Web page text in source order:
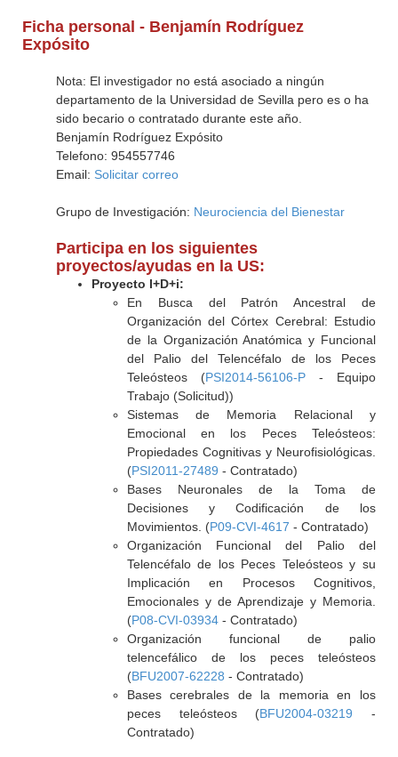
Ficha personal - Benjamín Rodríguez
Expósito
Nota: El investigador no está asociado a ningún
departamento de la Universidad de Sevilla pero es o ha
sido becario o contratado durante este año.
Benjamín Rodríguez Expósito
Telefono: 954557746
Email: Solicitar correo
Grupo de Investigación: Neurociencia del Bienestar
Participa en los siguientes
proyectos/ayudas en la US:
Proyecto I+D+i:
En Busca del Patrón Ancestral de
Organización del Córtex Cerebral: Estudio
de la Organización Anatómica y Funcional
del Palio del Telencéfalo de los Peces
Teleósteos (PSI2014-56106-P- Equipo
Trabajo (Solicitud))
Sistemas de Memoria Relacional y
Emocional en los Peces Teleósteos:
Propiedades Cognitivas y Neurofisiológicas.
(PSI2011-27489 - Contratado)
Bases Neuronales de la Toma de
Decisiones y Codificación de los
Movimientos. (P09-CVI-4617 - Contratado)
Organización Funcional del Palio del
Telencéfalo de los Peces Teleósteos y su
Implicación en Procesos Cognitivos,
Emocionales y de Aprendizaje y Memoria.
(P08-CVI-03934- Contratado)
Organización funcional de palio
telencefálico de los peces teleósteos
(BFU2007-62228 - Contratado)
Bases cerebrales de la memoria en los
peces teleósteos (BFU2004-03219 -
Contratado)